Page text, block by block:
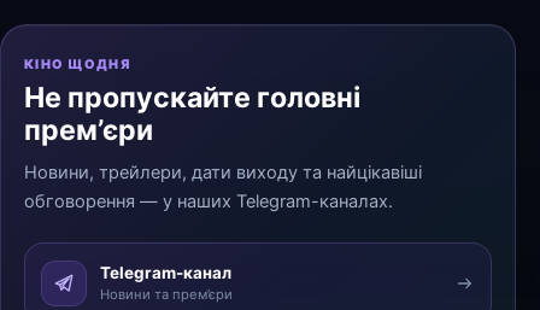
КІНО ЩОДНЯ
Не пропускайте головні
прем’єри
Новини, трейлери, дати виходу та найцікавіші
обговорення — у наших Telegram-каналах.
Telegram-канал
Новини та прем’єри